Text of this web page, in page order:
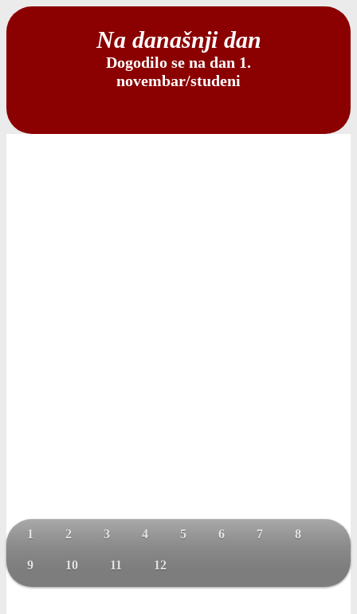
Na današnji dan
Dogodilo se na dan 1.
novembar/studeni
1 2 3 4 5 6 7 8
9 10 11 12